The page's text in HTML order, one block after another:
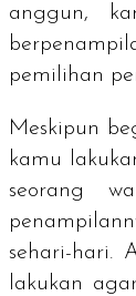
anggun,
pemilihan
Meskipun
kamu
seorang
sehari-hari.
lakukan